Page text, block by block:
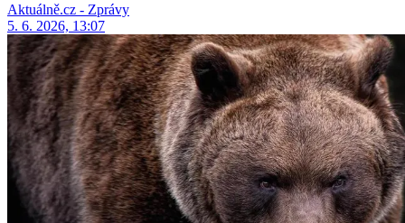
Aktuálně.cz - Zprávy
5. 6. 2026, 13:07